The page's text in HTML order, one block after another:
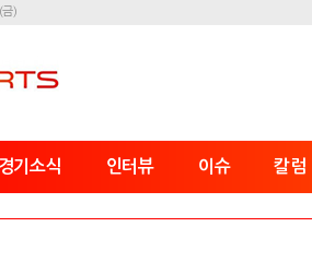
)
경기소식 인터뷰 이슈 칼럼